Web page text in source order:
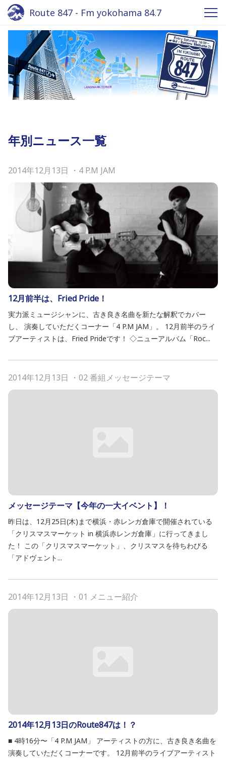
Route 847 - Fm yokohama 84.7
年別ニュース一覧
2014年12月13日 ・ 4 P.M JAM
12月前半は、Fried Pride！
実力派ミュージシャンに、古き良き名曲を新たな解釈でカバー
し、 演奏していただくコーナー「4 P.M JAM」。 12月前半のライ
ブアーティストは、Fried Prideです！ ◇ニューアルバム「Roc...
2014年12月13日 ・ 02 番組メッセージテーマ
メッセージテーマ【今年の一大イベント】！
昨日は、12月25日(木)まで横浜・赤レンガ倉庫で開催されている
「クリスマスマーケット in 横浜赤レンガ倉庫」に行ってきまし
た！ この「クリスマスマーケット」、クリスマスを待ちわびる
「アドヴェント...
2014年12月13日 ・ 01 メニュー紹介
2014年12月13日のRoute847は！？
■ 4時16分〜「4 P.M JAM」 アーティストの方に、古き良き名曲を
演奏していただくコーナーです。 12月前半のライブアーティスト